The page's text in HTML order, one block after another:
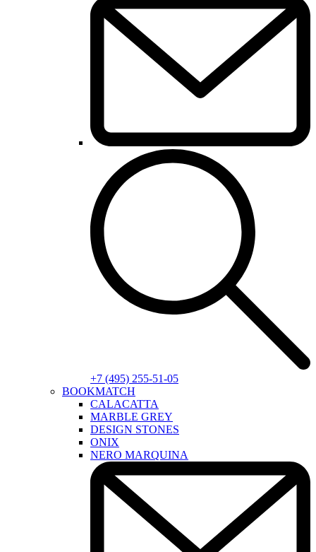
+7 (495) 255-51-05
BOOKMATCH
CALACATTA
MARBLE GREY
DESIGN STONES
ONIX
NERO MARQUINA